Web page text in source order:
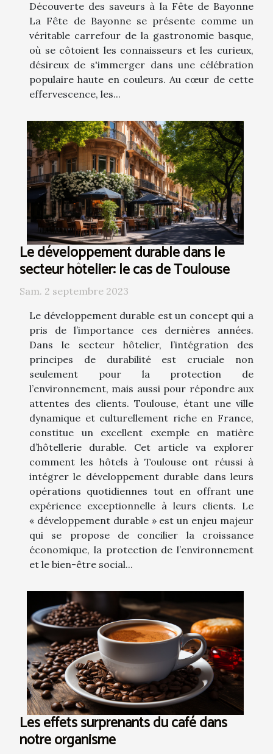
Découverte des saveurs à la Fête de Bayonne
La Fête de Bayonne se présente comme un
véritable carrefour de la gastronomie basque,
où se côtoient les connaisseurs et les curieux,
désireux de s'immerger dans une célébration
populaire haute en couleurs. Au cœur de cette
effervescence, les...
Le développement durable dans le
secteur hôtelier: le cas de Toulouse
Sam. 2 septembre 2023
Le développement durable est un concept qui a
pris de l’importance ces dernières années.
Dans le secteur hôtelier, l’intégration des
principes de durabilité est cruciale non
seulement pour la protection de
l’environnement, mais aussi pour répondre aux
attentes des clients. Toulouse, étant une ville
dynamique et culturellement riche en France,
constitue un excellent exemple en matière
d’hôtellerie durable. Cet article va explorer
comment les hôtels à Toulouse ont réussi à
intégrer le développement durable dans leurs
opérations quotidiennes tout en offrant une
expérience exceptionnelle à leurs clients. Le
« développement durable » est un enjeu majeur
qui se propose de concilier la croissance
économique, la protection de l’environnement
et le bien-être social...
Les effets surprenants du café dans
notre organisme